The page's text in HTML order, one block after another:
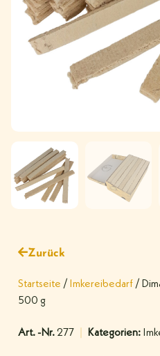
Zurück
Startseite / Imkereibedarf /
500 g
Art. -Nr.277 Kategorien: